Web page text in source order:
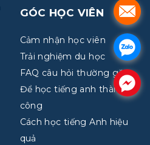
GÓC HỌC VIÊN
Cảm nhận học viên
Trải nghiệm du học
FAQ câu hỏi thường gặp
Để học tiếng anh thành
công
Cách học tiếng Anh hiệu
quả
.
.
.